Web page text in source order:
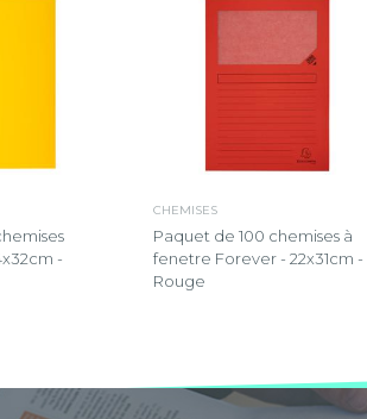
-
CHEMISES
Paquet de 100 chemises à
fenetre Forever - 22x31cm -
Rouge